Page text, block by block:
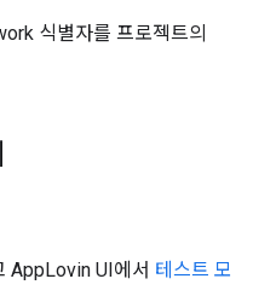
식별자를 프로젝트의
AppLovin UI에서 테스트 모